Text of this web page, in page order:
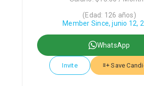
(Edad: 126 años)
Member Since, junio 12,
WhatsApp
Invite Save